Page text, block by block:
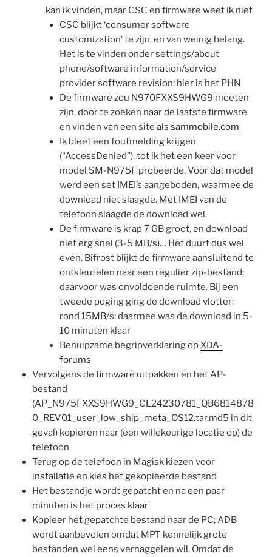
kan ik vinden, maar CSC en firmware weet ik niet
CSC blijkt ‘consumer software
customization’ te zijn, en van weinig belang.
Het is te vinden onder settings/about
phone/software information/service
provider software revision; hier is het PHN
De firmware zou N970FXXS9HWG9 moeten
zijn, door te zoeken naar de laatste firmware
en vinden van een site als sammobile.com
Ik bleef een foutmelding krijgen
(“AccessDenied”), tot ik het een keer voor
model SM-N975F probeerde. Voor dat model
werd een set IMEI’s aangeboden, waarmee de
download niet slaagde. Met IMEI van de
telefoon slaagde de download wel.
De firmware is krap 7 GB groot, en download
niet erg snel (3-5 MB/s)… Het duurt dus wel
even. Bifrost blijkt de firmware aansluitend te
ontsleutelen naar een regulier zip-bestand;
daarvoor was onvoldoende ruimte. Bij een
tweede poging ging de download vlotter:
rond 15MB/s; daarmee was de download in 5-
10 minuten klaar
Behulpzame begripverklaring opXDA-
forums
Vervolgens de firmware uitpakken en het AP-
bestand
(AP_N975FXXS9HWG9_CL24230781_QB6814878
0_REV01_user_low_ship_meta_OS12.tar.md5 in dit
geval) kopieren naar (een willekeurige locatie op) de
telefoon
Terug op de telefoon in Magisk kiezen voor
installatie en kies het gekopieerde bestand
Het bestandje wordt gepatcht en na een paar
minuten is het proces klaar
Kopieer het gepatchte bestand naar de PC; ADB
wordt aanbevolen omdat MPT kennelijk grote
bestanden wel eens vernaggelen wil. Omdat de